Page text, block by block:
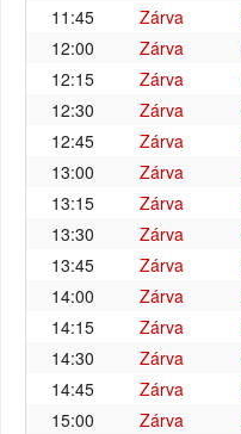
11:45
Zárva
12:00
Zárva
12:15
Zárva
12:30
Zárva
12:45
Zárva
13:00
Zárva
13:15
Zárva
13:30
Zárva
13:45
Zárva
14:00
Zárva
14:15
Zárva
14:30
Zárva
14:45
Zárva
15:00
Zárva